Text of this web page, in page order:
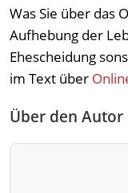
Was Sie über das
Aufhebung der
Ehescheidung
im Text über
Über den Autor